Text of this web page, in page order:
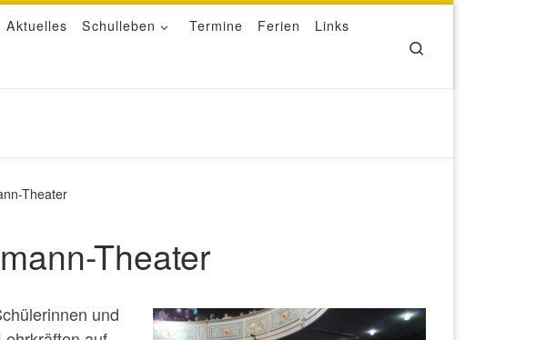
Aktuelles Schulleben Termine Ferien Links
Theater
Theater
und